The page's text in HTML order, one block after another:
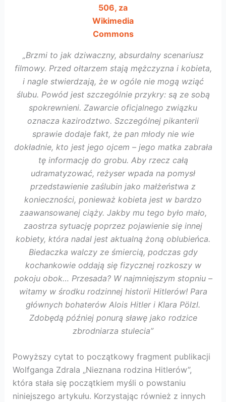
506, za
Wikimedia
Commons
„Brzmi to jak dziwaczny, absurdalny scenariusz
filmowy. Przed ołtarzem stają mężczyzna i kobieta,
i nagle stwierdzają, że w ogóle nie mogą wziąć
ślubu. Powód jest szczególnie przykry: są ze sobą
spokrewnieni. Zawarcie oficjalnego związku
oznacza kazirodztwo. Szczególnej pikanterii
sprawie dodaje fakt, że pan młody nie wie
dokładnie, kto jest jego ojcem – jego matka zabrała
tę informację do grobu. Aby rzecz całą
udramatyzować, reżyser wpada na pomysł
przedstawienie zaślubin jako małżeństwa z
konieczności, ponieważ kobieta jest w bardzo
zaawansowanej ciąży. Jakby mu tego było mało,
zaostrza sytuację poprzez pojawienie się innej
kobiety, która nadal jest aktualną żoną oblubieńca.
Biedaczka walczy ze śmiercią, podczas gdy
kochankowie oddają się fizycznej rozkoszy w
pokoju obok… Przesada? W najmniejszym stopniu –
witamy w środku rodzinnej historii Hitlerów! Para
głównych bohaterów Alois Hitler i Klara Pölzl.
Zdobędą później ponurą sławę jako rodzice
zbrodniarza stulecia”
Powyższy cytat to początkowy fragment publikacji
Wolfganga Zdrala „Nieznana rodzina Hitlerów”,
która stała się początkiem myśli o powstaniu
niniejszego artykułu. Korzystając również z innych